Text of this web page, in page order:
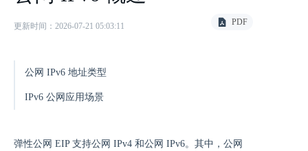
更新时间：2026-07-21 05:03:11 PDF
公网 IPv6 地址类型
IPv6 公网应用场景
弹性公网 EIP 支持公网 IPv4 和公网 IPv6。其中，公网